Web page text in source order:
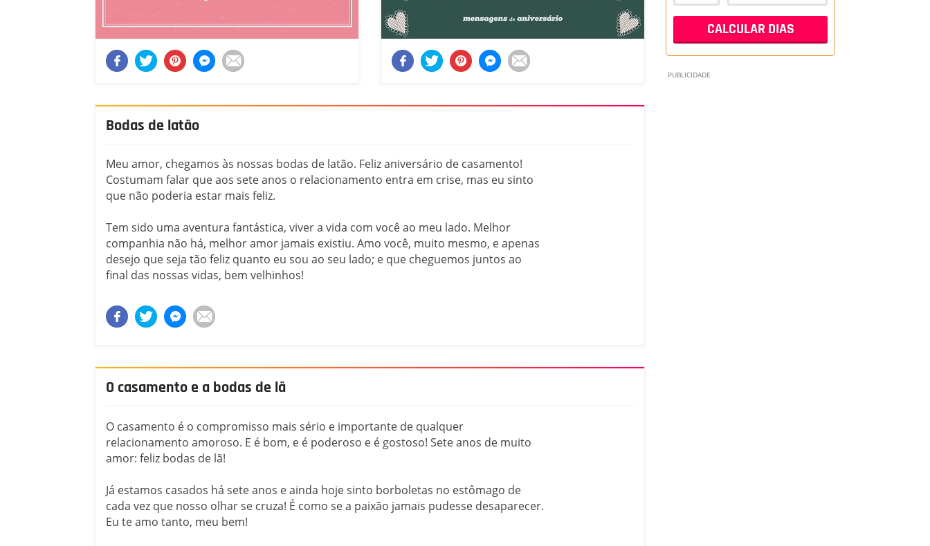
Bodas de latão
Meu amor, chegamos às nossas bodas de latão. Feliz aniversário de casamento!
Costumam falar que aos sete anos o relacionamento entra em crise, mas eu sinto
que não poderia estar mais feliz.
Tem sido uma aventura fantástica, viver a vida com você ao meu lado. Melhor
companhia não há, melhor amor jamais existiu. Amo você, muito mesmo, e apenas
desejo que seja tão feliz quanto eu sou ao seu lado; e que cheguemos juntos ao
final das nossas vidas, bem velhinhos!
O casamento e a bodas de lã
O casamento é o compromisso mais sério e importante de qualquer
relacionamento amoroso. E é bom, e é poderoso e é gostoso! Sete anos de muito
amor: feliz bodas de lã!
Já estamos casados há sete anos e ainda hoje sinto borboletas no estômago de
cada vez que nosso olhar se cruza! É como se a paixão jamais pudesse desaparecer.
Eu te amo tanto, meu bem!